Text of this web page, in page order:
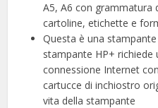
A5, A6 con grammatura
cartoline, etichette e
Questa è una
stampante HP+ richiede
connessione Internet
cartucce di inchiostro
vita della stampante